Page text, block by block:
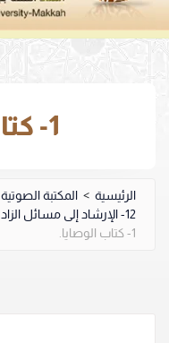
1- كتاب الوصايا.
الرئيسية > المكتبة الصوتية
12- الإرشاد إلى مسائل الزاد
1- كتاب الوصايا.